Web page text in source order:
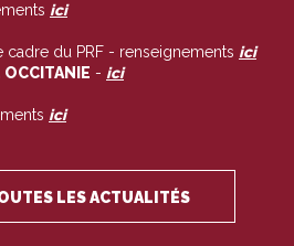
ici
cadre du PRF - renseignements ici
OCCITANIE - ici
ici
LES ACTUALITÉS